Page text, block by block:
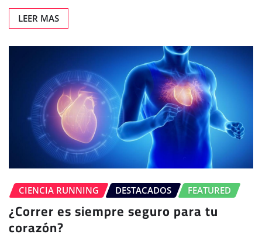
LEER MAS
CIENCIA RUNNING DESTACADOS FEATURED
¿Correr es siempre seguro para tu
corazón?